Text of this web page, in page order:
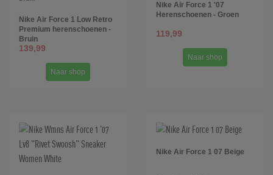
Nike Air Force 1 Low Retro
Premium herenschoenen -
Bruin
139,99
Naar shop
Nike Air Force 1 '07
Herenschoenen - Groen
119,99
Naar shop
Nike Air Force 1 07 Beige